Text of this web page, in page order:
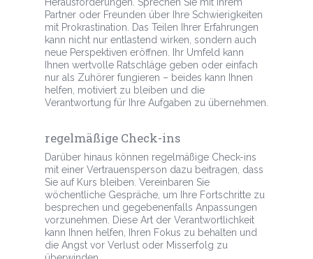
Partner oder Freunden über Ihre Schwierigkeiten
mit Prokrastination. Das Teilen Ihrer Erfahrungen
kann nicht nur entlastend wirken, sondern auch
neue Perspektiven eröffnen. Ihr Umfeld kann
Ihnen wertvolle Ratschläge geben oder einfach
nur als Zuhörer fungieren – beides kann Ihnen
helfen, motiviert zu bleiben und die
Verantwortung für Ihre Aufgaben zu übernehmen.
regelmäßige Check-ins
Darüber hinaus können regelmäßige Check-ins
mit einer Vertrauensperson dazu beitragen, dass
Sie auf Kurs bleiben. Vereinbaren Sie
wöchentliche Gespräche, um Ihre Fortschritte zu
besprechen und gegebenenfalls Anpassungen
vorzunehmen. Diese Art der Verantwortlichkeit
kann Ihnen helfen, Ihren Fokus zu behalten und
die Angst vor Verlust oder Misserfolg zu